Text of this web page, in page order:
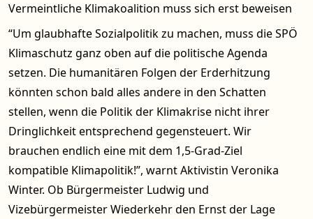
Vermeintliche Klimakoalition muss sich erst beweisen
“Um glaubhafte Sozialpolitik zu machen, muss die SPÖ
Klimaschutz ganz oben auf die politische Agenda
setzen. Die humanitären Folgen der Erderhitzung
könnten schon bald alles andere in den Schatten
stellen, wenn die Politik der Klimakrise nicht ihrer
Dringlichkeit entsprechend gegensteuert. Wir
brauchen endlich eine mit dem 1,5-Grad-Ziel
kompatible Klimapolitik!”, warnt Aktivistin Veronika
Winter. Ob Bürgermeister Ludwig und
Vizebürgermeister Wiederkehr den Ernst der Lage